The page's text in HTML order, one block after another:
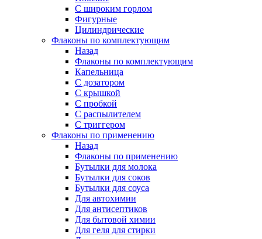
С широким горлом
Фигурные
Цилиндрические
Флаконы по комплектующим
Назад
Флаконы по комплектующим
Капельница
С дозатором
С крышкой
С пробкой
С распылителем
С триггером
Флаконы по применению
Назад
Флаконы по применению
Бутылки для молока
Бутылки для соков
Бутылки для соуса
Для автохимии
Для антисептиков
Для бытовой химии
Для геля для стирки